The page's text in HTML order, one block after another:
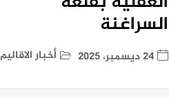
السراغنة
24 ديسمبر، 2025 أخبار الاقاليم